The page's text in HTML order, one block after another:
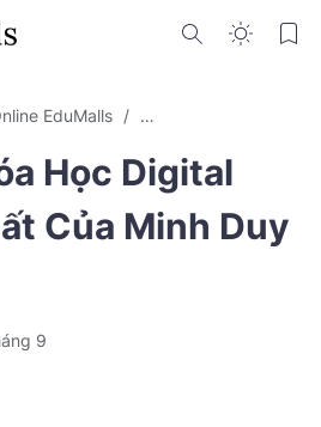
EduMalls Khóa Học Việt Nam
Học Digital
Của Minh Duy
9